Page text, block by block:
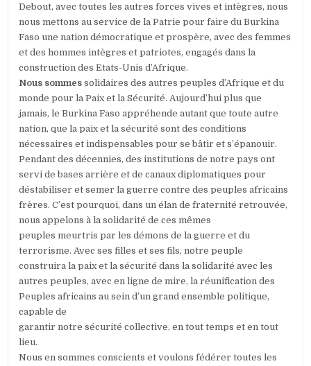
Debout, avec toutes les autres forces vives et intègres, nous
nous mettons au service de la Patrie pour faire du Burkina
Faso une nation démocratique et prospère, avec des femmes
et des hommes intègres et patriotes, engagés dans la
construction des Etats-Unis d’Afrique.
Nous sommes solidaires des autres peuples d’Afrique et du
monde pour la Paix et la Sécurité. Aujourd’hui plus que
jamais, le Burkina Faso appréhende autant que toute autre
nation, que la paix et la sécurité sont des conditions
nécessaires et indispensables pour se bâtir et s’épanouir.
Pendant des décennies, des institutions de notre pays ont
servi de bases arrière et de canaux diplomatiques pour
déstabiliser et semer la guerre contre des peuples africains
frères. C’est pourquoi, dans un élan de fraternité retrouvée,
nous appelons à la solidarité de ces mêmes
peuples meurtris par les démons de la guerre et du
terrorisme. Avec ses filles et ses fils, notre peuple
construira la paix et la sécurité dans la solidarité avec les
autres peuples, avec en ligne de mire, la réunification des
Peuples africains au sein d’un grand ensemble politique,
capable de
garantir notre sécurité collective, en tout temps et en tout
lieu.
Nous en sommes conscients et voulons fédérer toutes les